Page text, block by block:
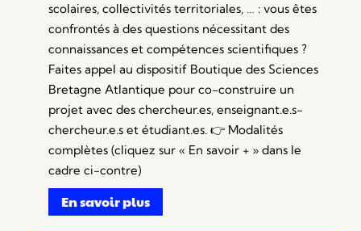
scolaires, collectivités territoriales, … : vous êtes
confrontés à des questions nécessitant des
connaissances et compétences scientifiques ?
Faites appel au dispositif Boutique des Sciences
Bretagne Atlantique pour co-construire un
projet avec des chercheur.es, enseignant.e.s-
chercheur.e.s et étudiant.es. 👉 Modalités
complètes (cliquez sur « En savoir + » dans le
cadre ci-contre)
En savoir plus